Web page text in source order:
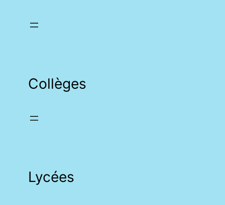
Collèges
Lycées